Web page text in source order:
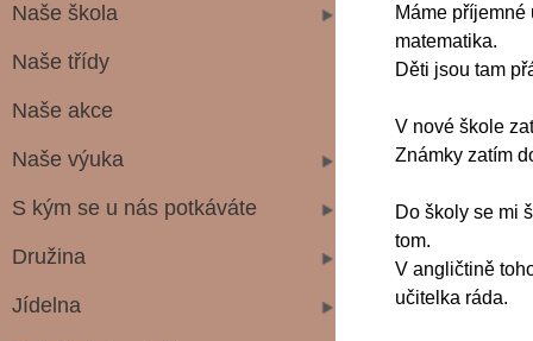
Naše škola
Naše třídy
Naše akce
Naše výuka
S kým se u nás potkáváte
Družina
Jídelna
Máme
matematika.
Děti jsou tam
V nové škole
Známky zatím
Do školy se mi
tom.
V angličtině
učitelka ráda.